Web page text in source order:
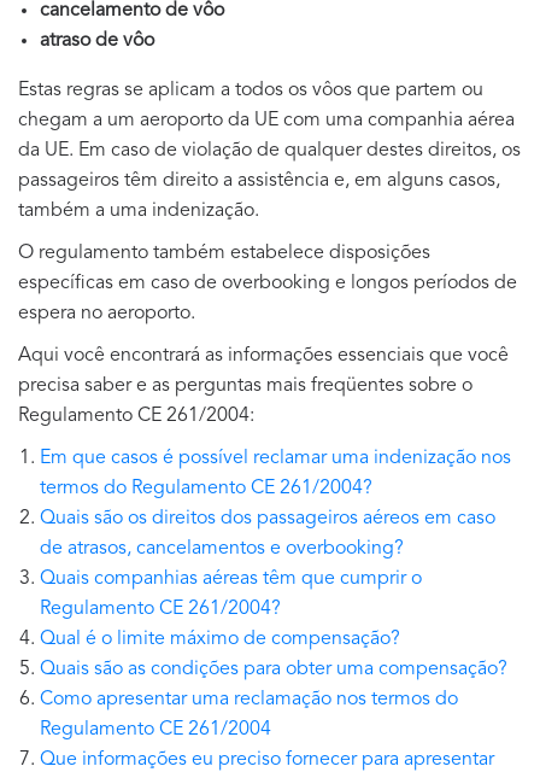
cancelamento de vôo
atraso de vôo
Estas regras se aplicam a todos os vôos que partem ou
chegam a um aeroporto da UE com uma companhia aérea
da UE. Em caso de violação de qualquer destes direitos, os
passageiros têm direito a assistência e, em alguns casos,
também a uma indenização.
O regulamento também estabelece disposições
específicas em caso de overbooking e longos períodos de
espera no aeroporto.
Aqui você encontrará as informações essenciais que você
precisa saber e as perguntas mais freqüentes sobre o
Regulamento CE 261/2004:
Em que casos é possível reclamar uma indenização nos
termos do Regulamento CE 261/2004?
Quais são os direitos dos passageiros aéreos em caso
de atrasos, cancelamentos e overbooking?
Quais companhias aéreas têm que cumprir o
Regulamento CE 261/2004?
Qual é o limite máximo de compensação?
Quais são as condições para obter uma compensação?
Como apresentar uma reclamação nos termos do
Regulamento CE 261/2004
Que informações eu preciso fornecer para apresentar